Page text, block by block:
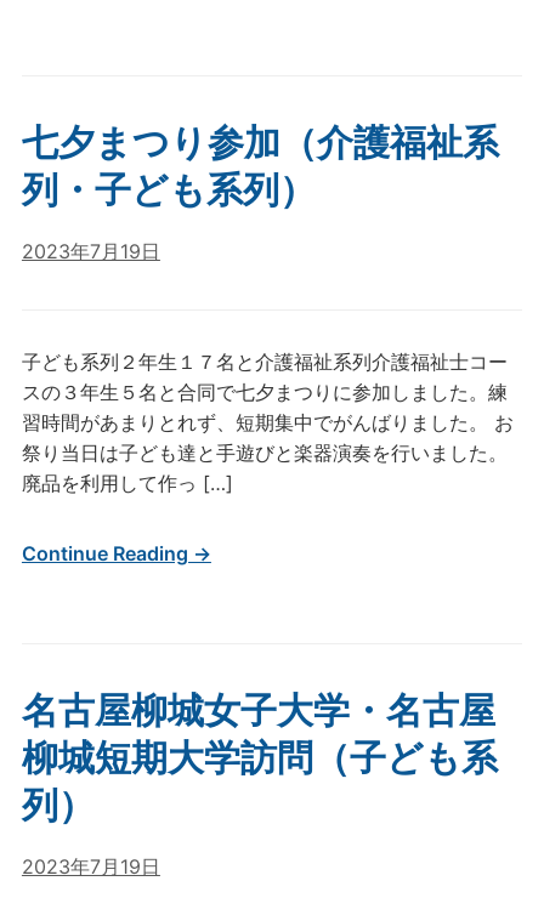
七夕まつり参加（介護福祉系
列・子ども系列）
2023年7月19日
子ども系列２年生１７名と介護福祉系列介護福祉士コー
スの３年生５名と合同で七夕まつりに参加しました。練
習時間があまりとれず、短期集中でがんばりました。 お
祭り当日は子ども達と手遊びと楽器演奏を行いました。
廃品を利用して作っ […]
Continue Reading →
名古屋柳城女子大学・名古屋
柳城短期大学訪問（子ども系
列）
2023年7月19日